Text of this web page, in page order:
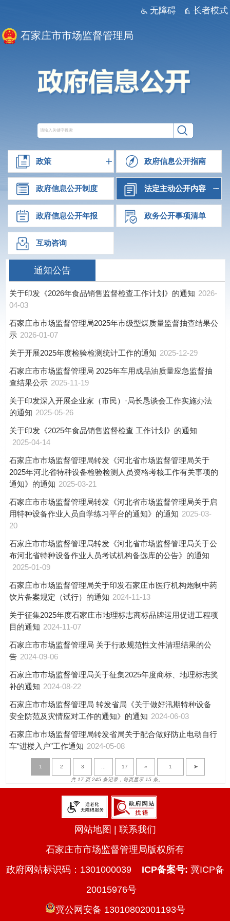
无障碍 长者模式
石家庄市市场监督管理局
政策 政府信息公开指南
政府信息公开制度 法定主动公开内容
政府信息公开年报 政务公开事项清单
互动咨询
通知公告
关于印发《2026年食品销售监督检查工作计划》的通知 2026-
04-03
石家庄市市场监督管理局2025年市级型煤质量监督抽查结果公
示 2026-01-07
关于开展2025年度检验检测统计工作的通知 2025-12-29
石家庄市市场监督管理局 2025年车用成品油质量应急监督抽
查结果公示 2025-11-19
关于印发深入开展企业家（市民）·局长恳谈会工作实施办法
的通知 2025-05-26
关于印发《2025年食品销售监督检查 工作计划》的通知
2025-04-14
石家庄市市场监督管理局转发《河北省市场监督管理局关于
2025年河北省特种设备检验检测人员资格考核工作有关事项的
通知》的通知 2025-03-21
石家庄市市场监督管理局转发《河北省市场监督管理局关于启
用特种设备作业人员自学练习平台的通知》的通知 2025-03-
20
石家庄市市场监督管理局转发《河北省市场监督管理局关于公
布河北省特种设备作业人员考试机构备选库的公告》的通知
2025-01-09
石家庄市市场监督管理局关于印发石家庄市医疗机构炮制中药
饮片备案规定（试行）的通知 2024-11-13
关于征集2025年度石家庄市地理标志商标品牌运用促进工程项
目的通知 2024-11-07
石家庄市市场监督管理局 关于行政规范性文件清理结果的公
告 2024-09-06
石家庄市市场监督管理局关于征集2025年度商标、地理标志奖
补的通知 2024-08-22
石家庄市市场监督管理局 转发省局《关于做好汛期特种设备
安全防范及灾情应对工作的通知》的通知 2024-06-03
石家庄市市场监督管理局转发省局关于配合做好防止电动自行
车“进楼入户”工作通知 2024-05-08
1 2 3 17 » ➤
共 17 页 245 条记录，每页显示 15 条。